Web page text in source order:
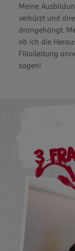
Meine
verkürzt und
drangehängt.
ob ich die
Filialleitung
sagen!
3